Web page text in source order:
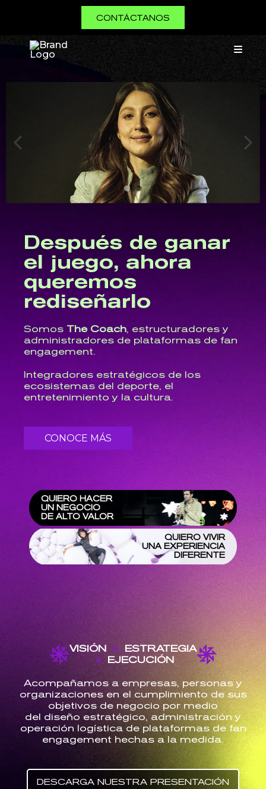
CONTÁCTANOS
Después de ganar
el juego, ahora
queremos
rediseñarlo
Somos The Coach, estructuradores y
administradores de plataformas de fan
engagement.
Integradores estratégicos de los
ecosistemas del deporte, el
entretenimiento y la cultura.
CONOCE MÁS
QUIERO VIVIR
UNA EXPERIENCIA
DIFERENTE
QUIERO HACER
UN NEGOCIO
DE ALTO VALOR
VISIÓN + ESTRATEGIA
+ EJECUCIÓN
Acompañamos a empresas, personas y
organizaciones en el cumplimiento de sus
objetivos de negocio por medio
del diseño estratégico, administración y
operación logística de plataformas de fan
engagement hechas a la medida.
DESCARGA NUESTRA PRESENTACIÓN